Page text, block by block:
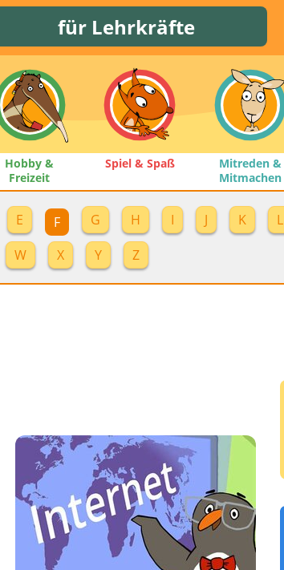
für Lehrkräfte
Hobby &
Freizeit
Spiel & Spaß
Mitreden &
Mitmachen
E F G H I J K L
W X Y Z